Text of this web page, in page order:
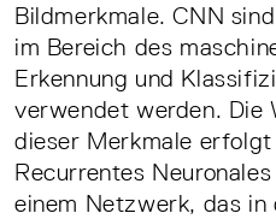
Bildmerkmale. CNN
im Bereich des
Erkennung und
verwendet werden. Die
dieser Merkmale
Recurrentes
einem Netzwerk, das